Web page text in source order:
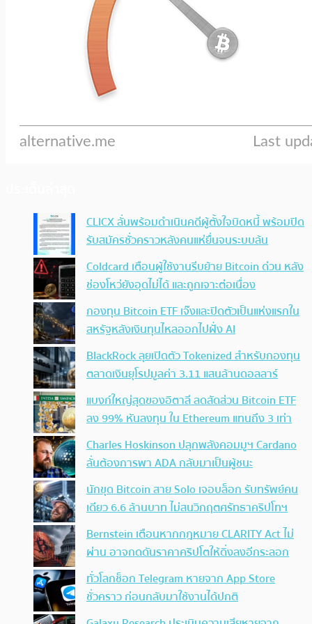
CLICX ลั่นพร้อมดำเนินคดีผู้ตั้งใจบิดหนี้ พร้อมปิด
รับสมัครชั่วคราวหลังคนแห่ยื่นจนระบบล้น
Coldcard เตือนผู้ใช้งานรีบย้าย Bitcoin ด่วน หลัง
ช่องโหว่ยังอุดไม่ได้ และถูกเจาะต่อเนื่อง
กองทุน Bitcoin ETF เจ๊งและปิดตัวเป็นแห่งแรกใน
สหรัฐหลังเงินทุนไหลออกไปฝั่ง AI
BlackRock ลุยเปิดตัว Tokenized สำหรับกองทุน
ตลาดเงินยุโรปมูลค่า 3.11 แสนล้านดอลลาร์
แบงก์ใหญ่สุดของอิตาลี ลดสัดส่วน Bitcoin ETF
ลง 99% หันลงทุน ใน Ethereum แทนถึง 3 เท่า
Charles Hoskinson ปลุกพลังคอมมูฯ Cardano
ลั่นต้องการพา ADA กลับมาเป็นผู้ชนะ
นักขุด Bitcoin สาย Solo เจอบล็อก รับทรัพย์คน
เดียว 6.6 ล้านบาท ไม่สนวิกฤตศรัทธาคริปโทฯ
Bernstein เตือนหากกฎหมาย CLARITY Act ไม่
ผ่าน อาจกดดันราคาคริปโตให้ดิ่งลงอีกระลอก
ทั่วโลกช็อก Telegram หายจาก App Store
ชั่วคราว ก่อนกลับมาใช้งานได้ปกติ